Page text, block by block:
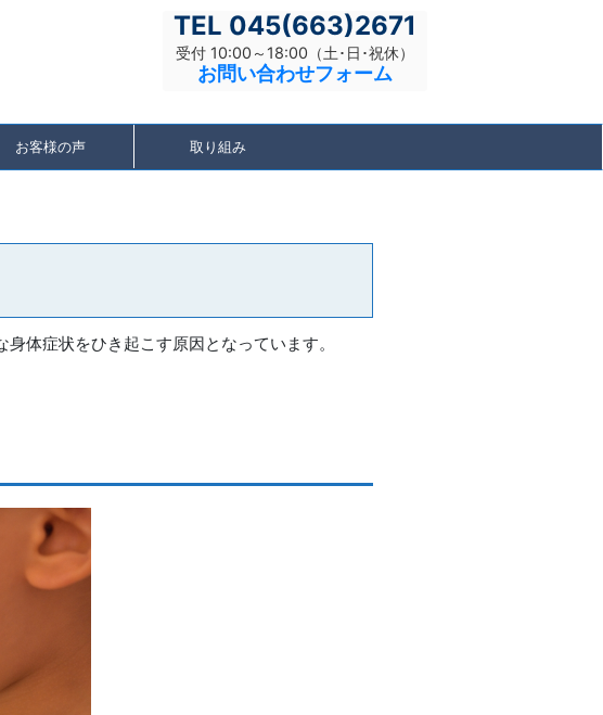
TEL 045(663)2671
受付 10:00～18:00（土･日･祝休）
お問い合わせフォーム
お客様の声 取り組み
体症状をひき起こす原因となっています。